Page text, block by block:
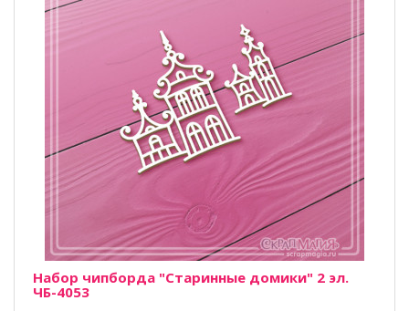
Набор чипборда "Старинные домики" 2 эл.
ЧБ-4053